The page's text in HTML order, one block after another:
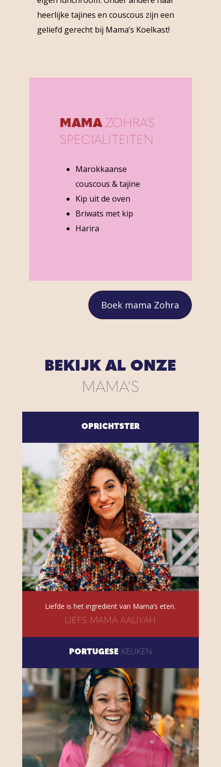
heerlijke tajines en couscous zijn een
geliefd gerecht bij Mama’s Koelkast!
MAMA ZOHRA’S
SPECIALITEITEN
Marokkaanse
couscous & tajine
Kip uit de oven
Briwats met kip
Harira
Boek mama Zohra
BEKIJK AL ONZE
MAMA’S
OPRICHTSTER
Liefde is het ingrediënt van Mama’s eten.
LIEFS MAMA AALIYAH
PORTUGESEKEUKEN